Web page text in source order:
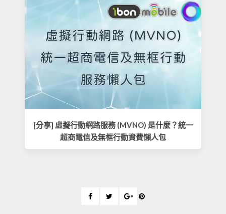
[分享] 虛擬行動網路服務 (MVNO) 是什麼？統一
超商電信及無框行動資費懶人包